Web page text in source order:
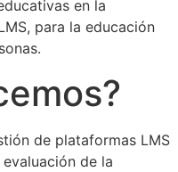
en la
para la educación
de plataformas LMS
de la